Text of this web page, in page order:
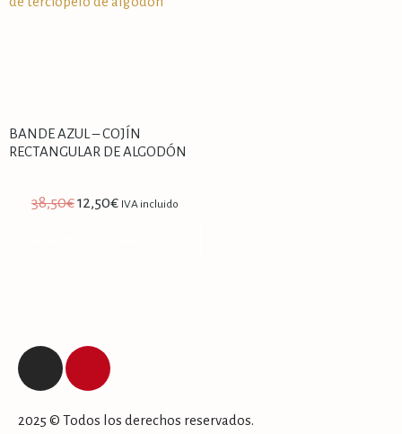
BANDE AZUL – COJÍN
RECTANGULAR DE ALGODÓN
38,50€12,50€ IVA incluido
2025 © Todos los derechos reservados.